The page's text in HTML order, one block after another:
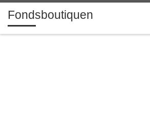
Zum Inhalt springen
Fondsboutiquen